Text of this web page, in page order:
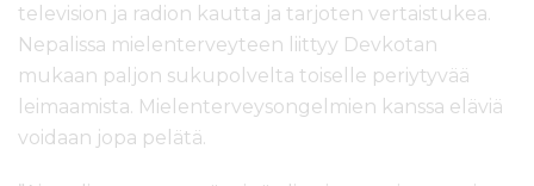
television ja radion kautta ja tarjoten vertaistukea.
Nepalissa mielenterveyteen liittyy Devkotan
mukaan paljon sukupolvelta toiselle periytyvää
leimaamista. Mielenterveysongelmien kanssa eläviä
voidaan jopa pelätä.